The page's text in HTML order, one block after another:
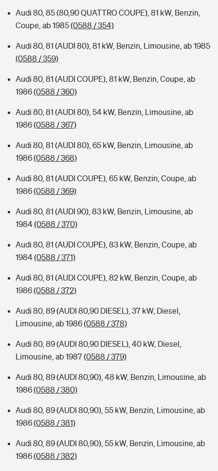
Audi 80, 85 (80,90 QUATTRO COUPE), 81 kW, Benzin,
Coupe, ab 1985(0588 / 354)
Audi 80, 81 (AUDI 80), 81 kW, Benzin, Limousine, ab 1985
(0588 / 359)
Audi 80, 81 (AUDI COUPE), 81 kW, Benzin, Coupe, ab
1986(0588 / 360)
Audi 80, 81 (AUDI 80), 54 kW, Benzin, Limousine, ab
1986(0588 / 367)
Audi 80, 81 (AUDI 80), 65 kW, Benzin, Limousine, ab
1986(0588 / 368)
Audi 80, 81 (AUDI COUPE), 65 kW, Benzin, Coupe, ab
1986(0588 / 369)
Audi 80, 81 (AUDI 90), 83 kW, Benzin, Limousine, ab
1984(0588 / 370)
Audi 80, 81 (AUDI COUPE), 83 kW, Benzin, Coupe, ab
1984(0588 / 371)
Audi 80, 81 (AUDI COUPE), 82 kW, Benzin, Coupe, ab
1986(0588 / 372)
Audi 80, 89 (AUDI 80,90 DIESEL), 37 kW, Diesel,
Limousine, ab 1986(0588 / 378)
Audi 80, 89 (AUDI 80,90 DIESEL), 40 kW, Diesel,
Limousine, ab 1987(0588 / 379)
Audi 80, 89 (AUDI 80,90), 48 kW, Benzin, Limousine, ab
1986(0588 / 380)
Audi 80, 89 (AUDI 80,90), 55 kW, Benzin, Limousine, ab
1986(0588 / 381)
Audi 80, 89 (AUDI 80,90), 55 kW, Benzin, Limousine, ab
1986(0588 / 382)